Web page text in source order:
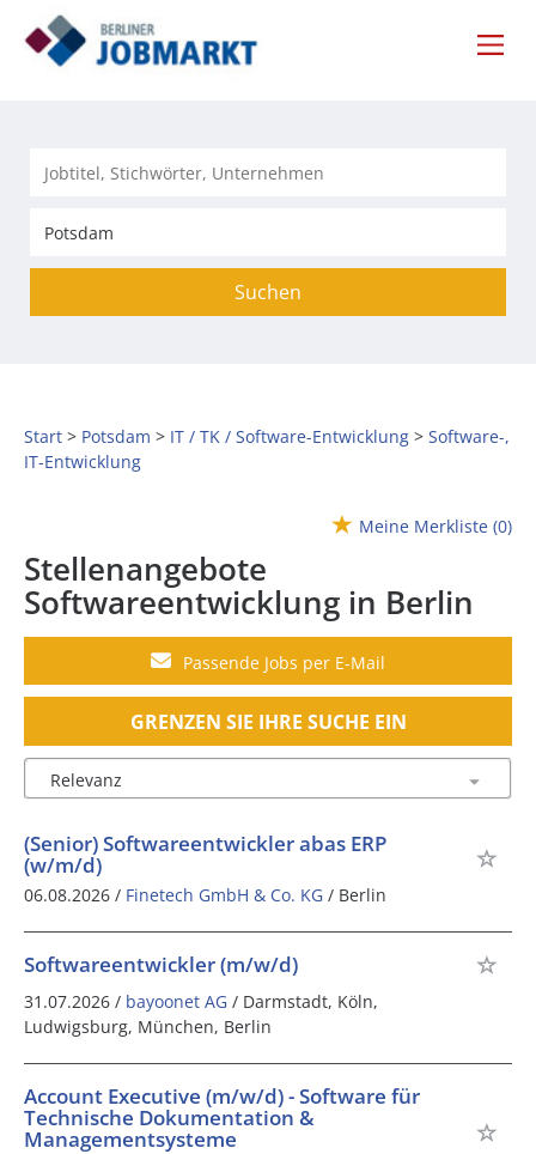
Suchen
Start Potsdam IT / TK / Software-Entwicklung
Software-,
IT-Entwicklung
Meine Merkliste (0)
Stellenangebote
Softwareentwicklung in Berlin
Passende Jobs per E-Mail
GRENZEN SIE IHRE SUCHE EIN
(Senior) Softwareentwickler abas ERP
(w/m/d)
06.08.2026 / Finetech GmbH & Co. KG / Berlin
Softwareentwickler (m/w/d)
31.07.2026 / bayoonet AG / Darmstadt, Köln,
Ludwigsburg, München, Berlin
Account Executive (m/w/d) - Software für
Technische Dokumentation &
Managementsysteme